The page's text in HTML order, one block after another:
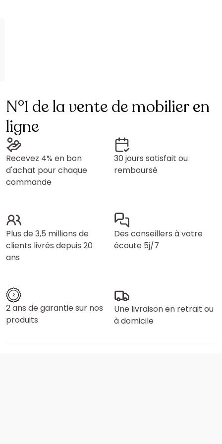
N°1 de la vente de mobilier en
ligne
Recevez 4% en bon
d'achat pour chaque
commande
30 jours satisfait ou
remboursé
Plus de 3,5 millions de
clients livrés depuis 20
ans
Des conseillers à votre
écoute 5j/7
2 ans de garantie sur nos
produits
Une livraison en retrait ou
à domicile